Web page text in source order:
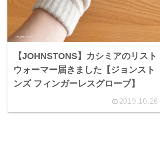
【JOHNSTONS】カシミアのリスト
ウォーマー届きました【ジョンスト
ンズ フィンガーレスグローブ】
2019.10.26